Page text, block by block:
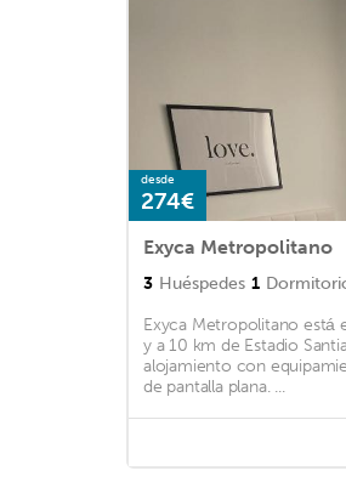
desde
274€
Exyca Metropolitano
3 Huéspedes 1
Exyca Metropolitano está
y a 10 km de Estadio
alojamiento con
de pantalla plana. ...